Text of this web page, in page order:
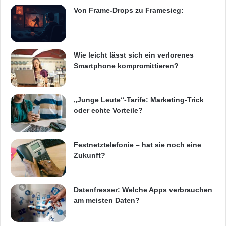
digitalen Wirtschaft sichert eine attraktive und
innovationsförderliche Arbeitsplatzkultur die
Zukunftsfähigkeit der Unternehmen“.
Interessierte IT-Unternehmen können sich ab
sofort bis spätestens zum 28. September
2012 bei Great Place to Work® zur Teilnahme
am Wettbewerb „Beste Arbeitgeber in der IT“
anmelden. Ausführliche Informationen und die
Anmeldeunterlagen gibt es unter:
http://www.greatplacetowork.de/beste-
arbeitgeber-in-der-it-2013
Von Frame-Drops zu Framesieg:
Wie leicht lässt sich ein verlorenes
Smartphone kompromittieren?
„Junge Leute“-Tarife: Marketing-Trick
oder echte Vorteile?
Festnetztelefonie – hat sie noch eine
Zukunft?
Datenfresser: Welche Apps verbrauchen
am meisten Daten?